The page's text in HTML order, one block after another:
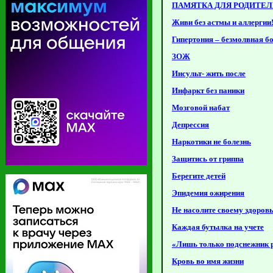
ПАМЯТКА ДЛЯ
Живи без астмы и аллергии!
Гипертония – безмолвная
ЗОЖ
Инсульт- жить после
Инфаркт без паники
Мозговой набат
Депрессия
Наркотики не болезнь
Защитись от гриппа
Берегите детей
Эпидемия ожирения
Не насолите своему
Каждая бутылка на учете
«Лишь только подснежник
Кровь во имя жизни